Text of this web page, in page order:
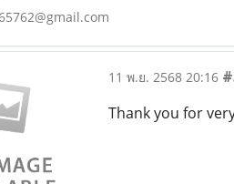
11 พ.ย. 2568 20:16
Thank you for